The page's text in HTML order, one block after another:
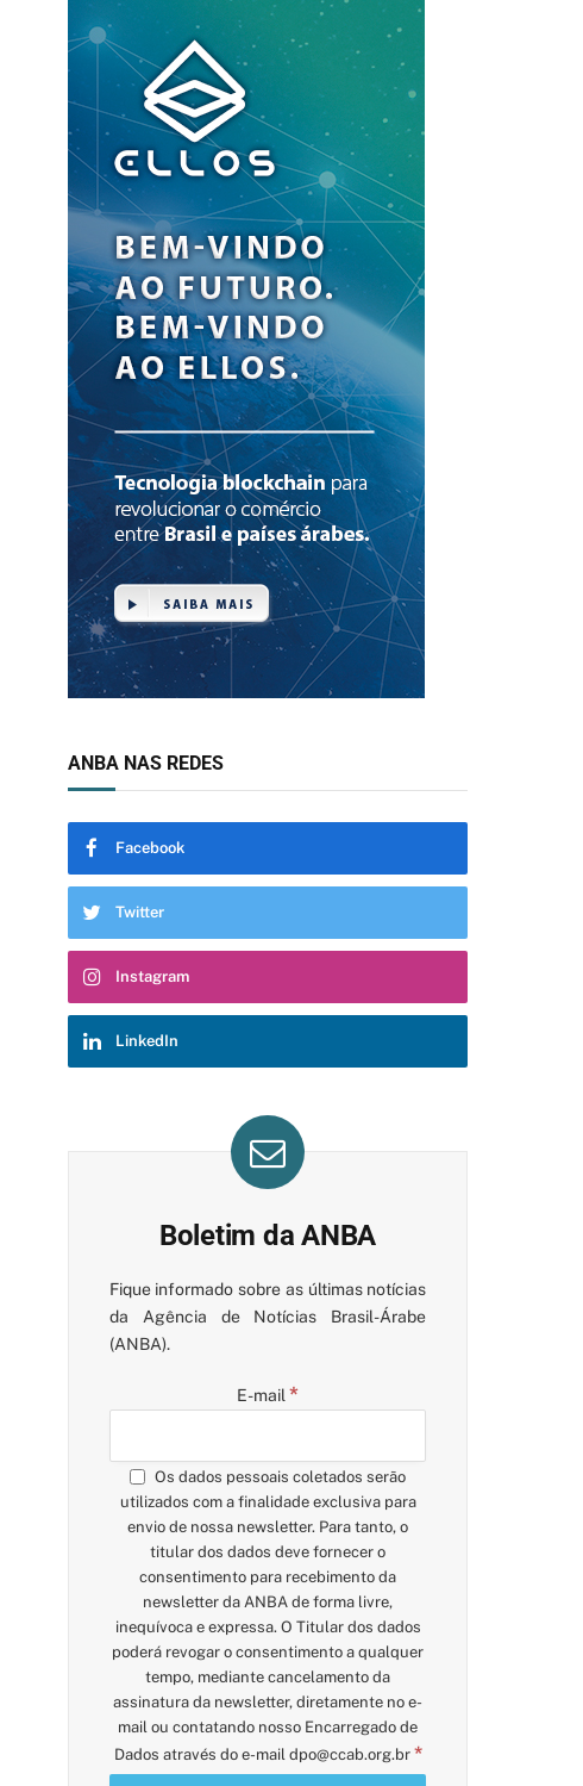
ANBA NAS REDES
Facebook
Twitter
Instagram
LinkedIn
Boletim da ANBA
Fique informado sobre as últimas notícias
da Agência de Notícias Brasil-Árabe
(ANBA).
E-mail *
Os dados pessoais coletados serão
utilizados com a finalidade exclusiva para
envio de nossa newsletter. Para tanto, o
titular dos dados deve fornecer o
consentimento para recebimento da
newsletter da ANBA de forma livre,
inequívoca e expressa. O Titular dos dados
poderá revogar o consentimento a qualquer
tempo, mediante cancelamento da
assinatura da newsletter, diretamente no e-
mail ou contatando nosso Encarregado de
Dados através do e-mail dpo@ccab.org.br *